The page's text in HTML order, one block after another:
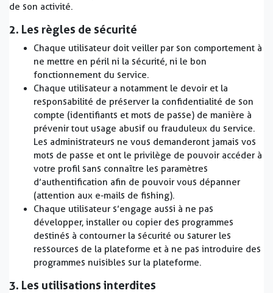
de son activité.
2. Les règles de sécurité
Chaque utilisateur doit veiller par son comportement à
ne mettre en péril ni la sécurité, ni le bon
fonctionnement du service.
Chaque utilisateur a notamment le devoir et la
responsabilité de préserver la confidentialité de son
compte (identifiants et mots de passe) de manière à
prévenir tout usage abusif ou frauduleux du service.
Les administrateurs ne vous demanderont jamais vos
mots de passe et ont le privilège de pouvoir accéder à
votre profil sans connaître les paramètres
d’authentification afin de pouvoir vous dépanner
(attention aux e-mails de fishing).
Chaque utilisateur s’engage aussi à ne pas
développer, installer ou copier des programmes
destinés à contourner la sécurité ou saturer les
ressources de la plateforme et à ne pas introduire des
programmes nuisibles sur la plateforme.
3. Les utilisations interdites